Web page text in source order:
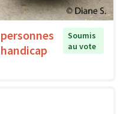
Soumis
au vote